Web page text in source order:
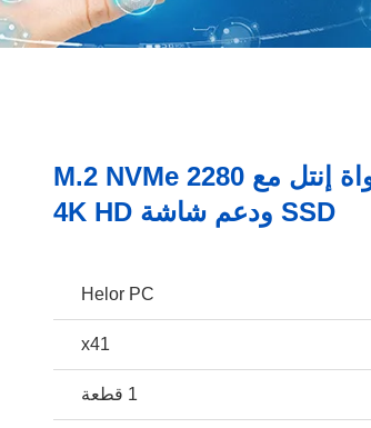
كمبيوتر صغير ذو نواة إنتل مع M.2 NVMe 2280
SSD ودعم شاشة 4K HD
Helor PC
x41
1 قطعة